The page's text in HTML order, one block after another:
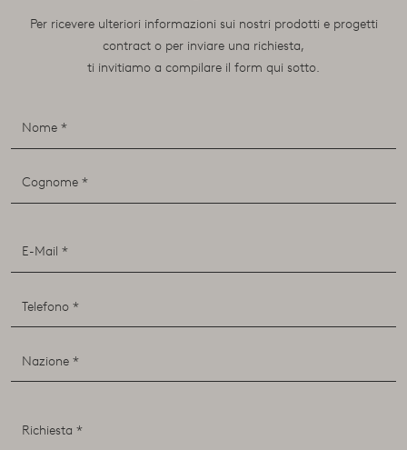
Per ricevere ulteriori informazioni sui nostri prodotti e progetti
contract o per inviare una richiesta,
ti invitiamo a compilare il form qui sotto.